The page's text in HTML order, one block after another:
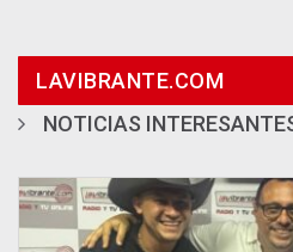
LAVIBRANTE.COM
NOTICIAS